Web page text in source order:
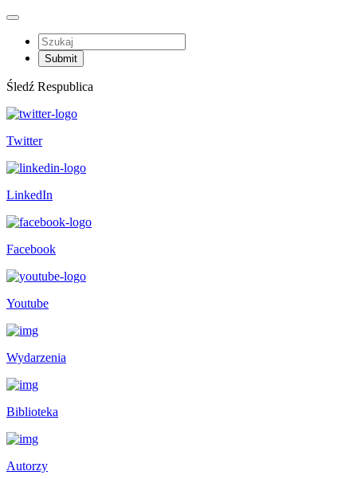
Śledź Respublica
Twitter
LinkedIn
Facebook
Youtube
Wydarzenia
Biblioteka
Autorzy